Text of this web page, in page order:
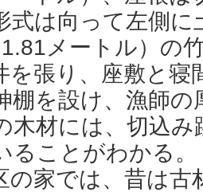
式は向って左側
メートル）の
を張り、座敷と
棚を設け、漁師
木材には、切込
ることがわかる。
家では、昔は古